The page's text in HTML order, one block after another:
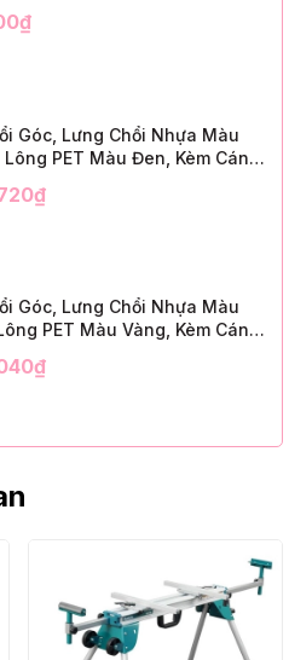
Góc, Lưng Chổi Nhựa Màu
Lông PET Màu Đen, Kèm Cán
Thùng (9" Angle Broom, Yellow
Góc, Lưng Chổi Nhựa Màu
PET Màu Vàng, Kèm Cán
Thùng (9" Angle Broom, Black